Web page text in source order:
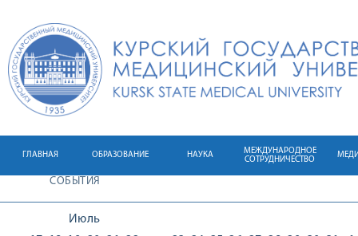
ГЛАВНАЯ ОБРАЗОВАНИЕ НАУКА
МЕЖДУНАРОДНОЕ
СОТРУДНИЧЕСТВО
СОБЫТИЯ
Июль